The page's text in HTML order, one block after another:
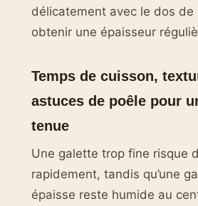
délicatement avec le dos de
obtenir une épaisseur
Temps de cuisson,
astuces de poêle pour
tenue
Une galette trop fine risque
rapidement, tandis qu’une
épaisse reste humide au